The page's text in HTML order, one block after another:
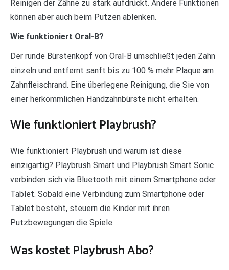
Reinigen der Zähne zu stark aufdrückt. Andere Funktionen
können aber auch beim Putzen ablenken.
Wie funktioniert Oral-B?
Der runde Bürstenkopf von Oral-B umschließt jeden Zahn
einzeln und entfernt sanft bis zu 100 % mehr Plaque am
Zahnfleischrand. Eine überlegene Reinigung, die Sie von
einer herkömmlichen Handzahnbürste nicht erhalten.
Wie funktioniert Playbrush?
Wie funktioniert Playbrush und warum ist diese
einzigartig? Playbrush Smart und Playbrush Smart Sonic
verbinden sich via Bluetooth mit einem Smartphone oder
Tablet. Sobald eine Verbindung zum Smartphone oder
Tablet besteht, steuern die Kinder mit ihren
Putzbewegungen die Spiele.
Was kostet Playbrush Abo?